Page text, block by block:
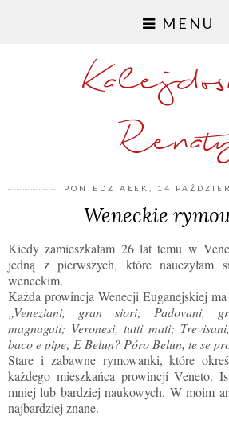
MENU
PONIEDZIAŁEK, 14
Weneckie
Kiedy zamieszkałam 26 lat temu w
jedną z pierwszych, które nauczyłam
weneckim.
Każda prowincja Wenecji Euganejskiej
„Veneziani, gran siori; Padovani,
magnagati; Veronesi, tutti mati;
baco e pipe; E Belun? Póro Belun, te se
Stare i zabawne rymowanki, które
każdego mieszkańca prowincji Veneto.
mniej lub bardziej naukowych. W moim
najbardziej znane.